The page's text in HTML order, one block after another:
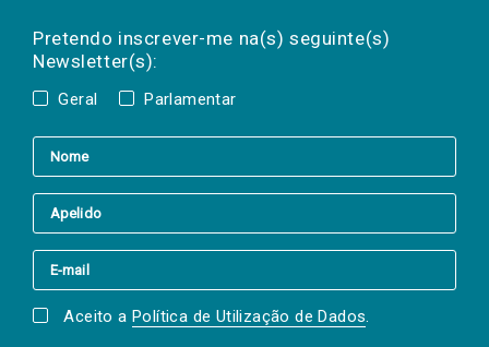
Pretendo inscrever-me na(s) seguinte(s)
Newsletter(s):
Geral Parlamentar
a(s) newsletter(s).
mail
Aceito a Política de Utilização de Dados.